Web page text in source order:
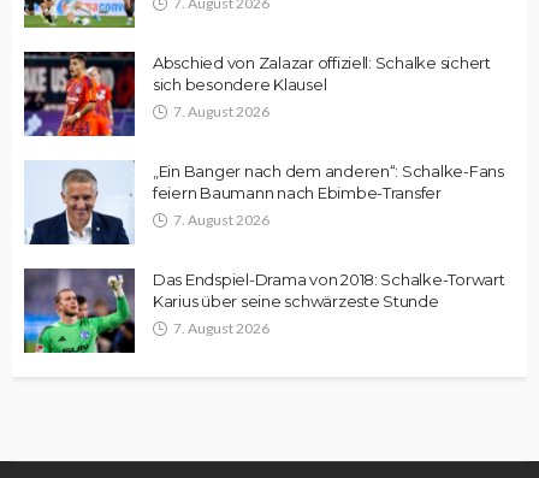
Abschied von Zalazar offiziell: Schalke sichert
sich besondere Klausel
7. August 2026
„Ein Banger nach dem anderen“: Schalke-Fans
feiern Baumann nach Ebimbe-Transfer
7. August 2026
Das Endspiel-Drama von 2018: Schalke-Torwart
Karius über seine schwärzeste Stunde
7. August 2026